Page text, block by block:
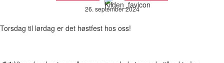
26. september 2024
Torsdag til lørdag er det høstfest hos oss!